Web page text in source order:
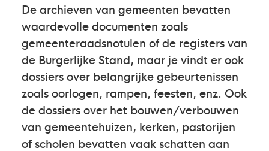
De archieven van gemeenten bevatten
waardevolle documenten zoals
gemeenteraadsnotulen of de registers van
de Burgerlijke Stand, maar je vindt er ook
dossiers over belangrijke gebeurtenissen
zoals oorlogen, rampen, feesten, enz. Ook
de dossiers over het bouwen/verbouwen
van gemeentehuizen, kerken, pastorijen
of scholen bevatten vaak schatten aan